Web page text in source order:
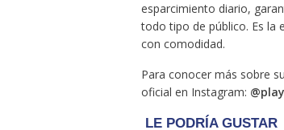
esparcimiento diario,
todo tipo de público. Es la
con comodidad.
Para conocer más sobre
oficial en Instagram: